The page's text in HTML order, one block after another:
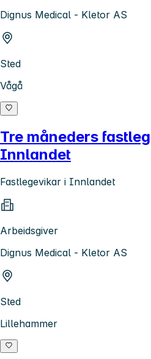
Dignus Medical - Kletor AS
Sted
Vågå
Tre måneders
Innlandet
Fastlegevikar i Innlandet
Arbeidsgiver
Dignus Medical - Kletor AS
Sted
Lillehammer